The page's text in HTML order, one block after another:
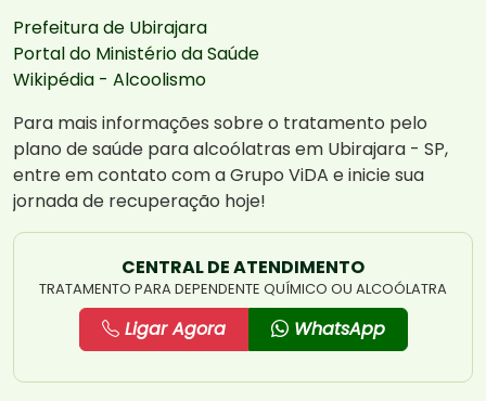
Prefeitura de Ubirajara
Portal do Ministério da Saúde
Wikipédia - Alcoolismo
Para mais informações sobre o tratamento pelo
plano de saúde para alcoólatras em Ubirajara - SP,
entre em contato com a Grupo ViDA e inicie sua
jornada de recuperação hoje!
CENTRAL DE ATENDIMENTO
TRATAMENTO PARA DEPENDENTE QUÍMICO OU ALCOÓLATRA
Ligar Agora WhatsApp